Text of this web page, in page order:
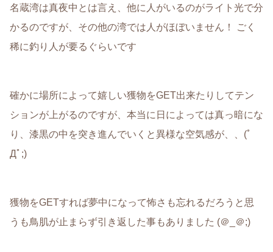
名蔵湾は真夜中とは言え、他に人がいるのがライト光で分
かるのですが、その他の湾では人がほぼいません！ ごく
稀に釣り人が要るぐらいです
確かに場所によって嬉しい獲物をGET出来たりしてテン
ションが上がるのですが、本当に日によっては真っ暗にな
り、漆黒の中を突き進んでいくと異様な空気感が、、(ﾟ
Дﾟ;)
獲物をGETすれば夢中になって怖さも忘れるだろうと思
うも鳥肌が止まらず引き返した事もありました (＠_＠;)